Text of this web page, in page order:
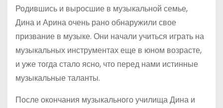
Родившись и выросшие в музыкальной семье,
Дина и Арина очень рано обнаружили свое
призвание в музыке. Они начали учиться играть на
музыкальных инструментах еще в юном возрасте,
и уже тогда стало ясно, что перед нами истинные
музыкальные таланты.
После окончания музыкального училища Дина и